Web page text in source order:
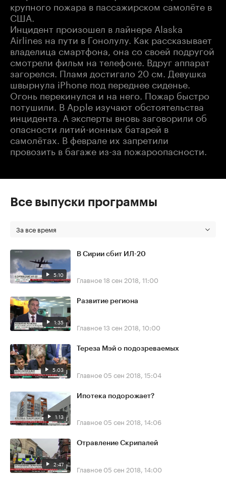
крупного пожара в пассажирском самолёте в
США.
Инцидент произошел в лайнере Alaska
Airlines на пути в Гонолулу. Как рассказывает
владелица смартфона, она со своей подругой
смотрели фильм на телефоне. Вдруг аппарат
загорелся. Пламя достигало 20 см. Девушка
швырнула iPhone под переднее сиденье.
Огонь перекинулся и на него. Пожар быстро
потушили. В Apple изучают обстоятельства
инцидента. А эксперты вновь заговорили об
опасности литий-ионных батарей в
самолётах. В феврале их запретили
провозить в багаже из-за пожароопасности.
Все выпуски программы
За все время
5:10
В Сирии сбит ИЛ-20
Главное18 сен 2018, 11:00
1:35
Развитие региона
Главное13 сен 2018, 10:00
5:03
Тереза Мэй о подозреваемых
Главное 05 сен 2018, 15:04
1:13
Ипотека подорожает?
Главное 05 сен 2018, 14:06
2:47
Отравление Скрипалей
Главное 05 сен 2018, 14:00